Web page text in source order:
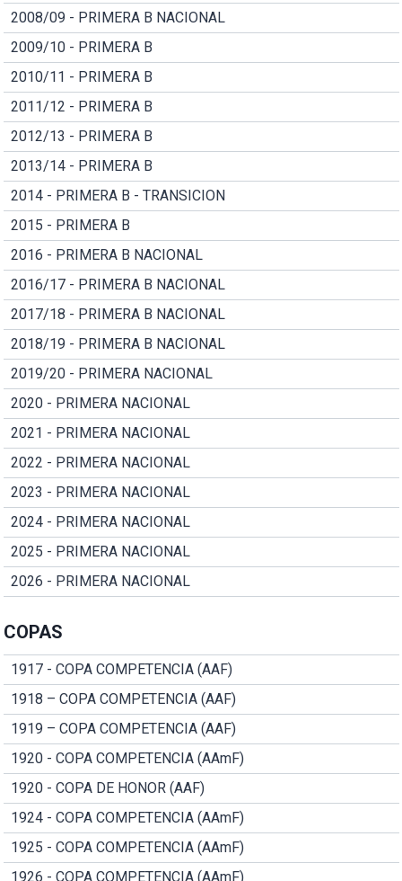
2008/09 - PRIMERA B NACIONAL
2009/10 - PRIMERA B
2010/11 - PRIMERA B
2011/12 - PRIMERA B
2012/13 - PRIMERA B
2013/14 - PRIMERA B
2014 - PRIMERA B - TRANSICION
2015 - PRIMERA B
2016 - PRIMERA B NACIONAL
2016/17 - PRIMERA B NACIONAL
2017/18 - PRIMERA B NACIONAL
2018/19 - PRIMERA B NACIONAL
2019/20 - PRIMERA NACIONAL
2020 - PRIMERA NACIONAL
2021 - PRIMERA NACIONAL
2022 - PRIMERA NACIONAL
2023 - PRIMERA NACIONAL
2024 - PRIMERA NACIONAL
2025 - PRIMERA NACIONAL
2026 - PRIMERA NACIONAL
COPAS
1917 - COPA COMPETENCIA (AAF)
1918 – COPA COMPETENCIA (AAF)
1919 – COPA COMPETENCIA (AAF)
1920 - COPA COMPETENCIA (AAmF)
1920 - COPA DE HONOR (AAF)
1924 - COPA COMPETENCIA (AAmF)
1925 - COPA COMPETENCIA (AAmF)
1926 - COPA COMPETENCIA (AAmF)